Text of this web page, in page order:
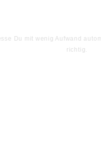
Du mit wenig Aufwand
richtig.